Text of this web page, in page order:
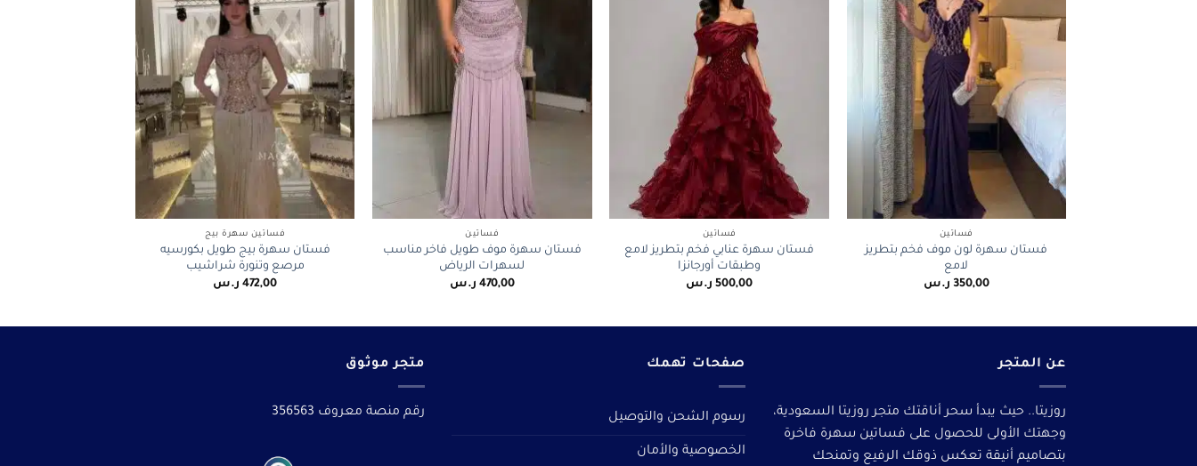
فساتين
فستان سهرة لون موف فخم بتطريز
لامع
350,00 ر.س
+
فساتين
فستان سهرة عنابي فخم بتطريز لامع
وطبقات أورجانزا
500,00 ر.س
+
فساتين
فستان سهرة موف طويل فاخر مناسب
لسهرات الرياض
470,00 ر.س
+
فساتين سهرة بيج
فستان سهرة بيج طويل بكورسيه
مرصع وتنورة شراشيب
472,00 ر.س
عن المتجر
روزيتا.. حيث يبدأ سحر أناقتك متجر روزيتا السعودية،
وجهتك الأولى للحصول على فساتين سهرة فاخرة
بتصاميم أنيقة تعكس ذوقك الرفيع وتمنحك
صفحات تهمك
رسوم الشحن والتوصيل
الخصوصية والأمان
متجر موثوق
رقم منصة معروف 356563